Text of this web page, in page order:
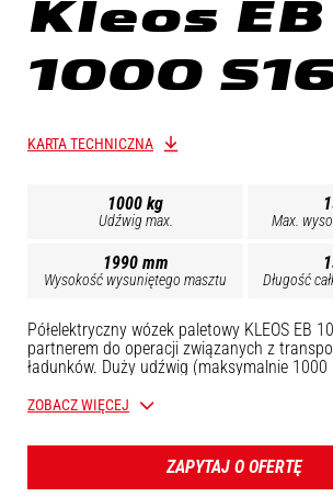
Kleos EB
1000
KARTA TECHNICZNA
1000 kg
Udźwig max. Max.
1990 mm
Wysokość wysuniętego masztu Długość
Półelektryczny wózek paletowy KLEOS EB
partnerem do operacji związanych z
ładunków. Duży udźwig (maksymalnie 1000
niezbędną maszyną sklepową do
Wykorzystaj jego możliwości do
swoich ładunków. Sześć różnych
umożliwia wykonywanie różnego rodzaju
ZOBACZ WIĘCEJ
ZAPYTAJ O OFERTĘ